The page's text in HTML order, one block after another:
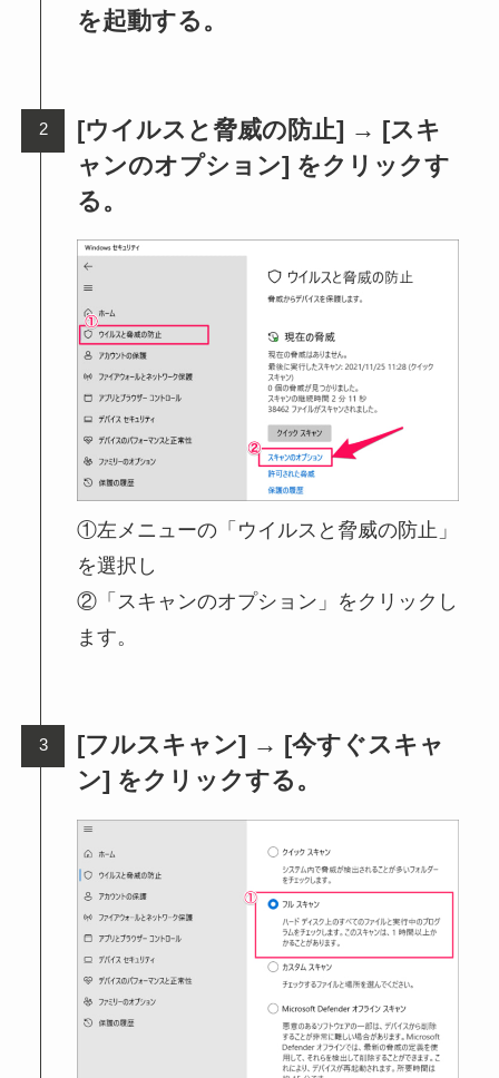
を起動する。
[ウイルスと脅威の防止] → [スキ
ャンのオプション] をクリックす
る。
①左メニューの「ウイルスと脅威の防止」
を選択し
②「スキャンのオプション」をクリックし
ます。
[フルスキャン] → [今すぐスキャ
ン] をクリックする。